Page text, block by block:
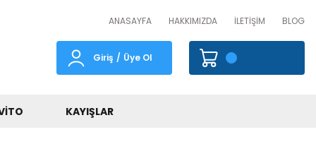
ANASAYFA HAKKIMIZDA İLETİŞİM BLOG
Giriş / Üye Ol
KAYIŞLAR